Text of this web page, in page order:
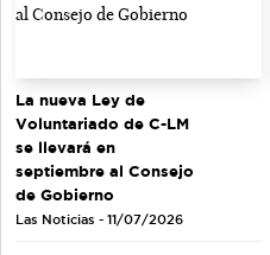
La nueva Ley de
Voluntariado de C-LM
se llevará en
septiembre al Consejo
de Gobierno
Las Noticias - 11/07/2026